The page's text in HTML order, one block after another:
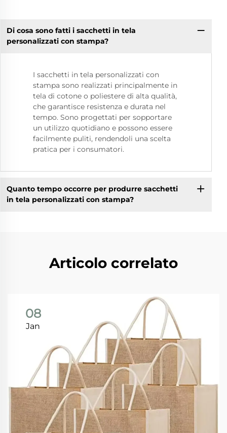
Di cosa sono fatti i sacchetti in tela
personalizzati con stampa?
I sacchetti in tela personalizzati con
stampa sono realizzati principalmente in
tela di cotone o poliestere di alta qualità,
che garantisce resistenza e durata nel
tempo. Sono progettati per sopportare
un utilizzo quotidiano e possono essere
facilmente puliti, rendendoli una scelta
pratica per i consumatori.
Quanto tempo occorre per produrre sacchetti
in tela personalizzati con stampa?
Articolo correlato
08
Jan